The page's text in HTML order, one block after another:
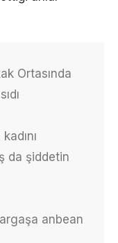
Ortasında
şiddetin
anbean